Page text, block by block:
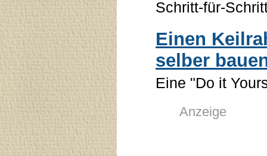
Schritt-für-
Einen
selber
Eine "Do it
Anzeige